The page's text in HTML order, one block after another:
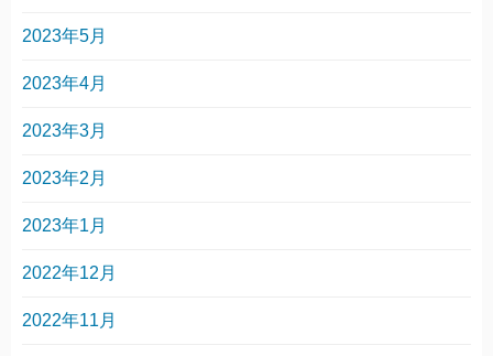
2023年5月
2023年4月
2023年3月
2023年2月
2023年1月
2022年12月
2022年11月